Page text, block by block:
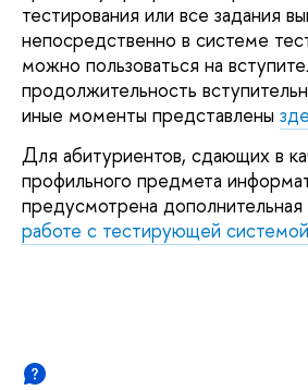
тестирования или все задания
непосредственно в системе
можно пользоваться на
продолжительность
иные моменты представлены
Для абитуриентов, сдающих в
профильного предмета
предусмотрена дополнительная
работе с тестирующей